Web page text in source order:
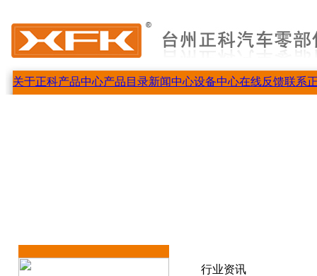
关于正科产品中心产品目录新闻中心设备中心在线反馈联系
行业资讯